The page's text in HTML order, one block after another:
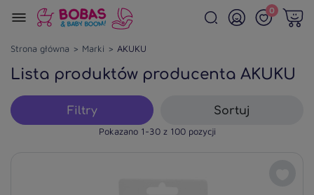
0
Strona główna Marki AKUKU
Lista produktów producenta AKUKU
Filtry Sortuj
Pokazano 1-30 z 100 pozycji